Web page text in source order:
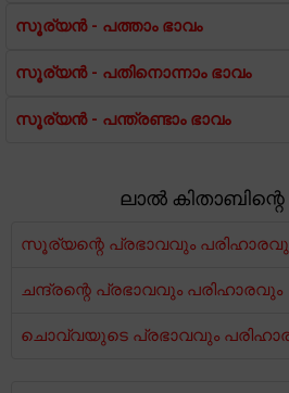
സൂര്യൻ - പത്താം ഭാവം
സൂര്യൻ - പതിനൊന്നാം ഭാവം
സൂര്യൻ - പന്ത്രണ്ടാം ഭാവം
ലാൽ
സൂര്യന്റെ പ്രഭാവവും
ചന്ദ്രന്റെ പ്രഭാവവും പരിഹാരവും
ചൊവ്വയുടെ പ്രഭാവവും